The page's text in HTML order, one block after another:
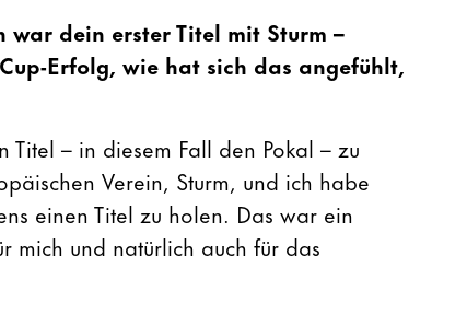
war dein erster Titel mit Sturm –
Erfolg, wie hat sich das angefühlt,
– in diesem Fall den Pokal – zu
Verein, Sturm, und ich habe
einen Titel zu holen. Das war ein
mich und natürlich auch für das